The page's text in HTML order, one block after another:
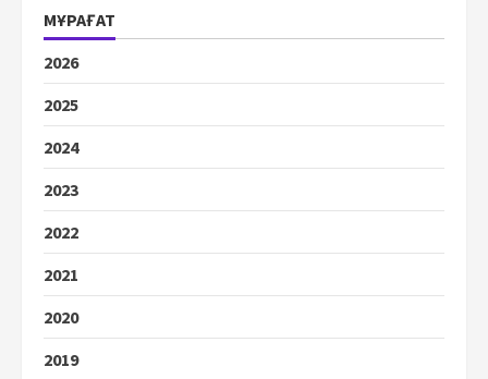
МҰРАҒАТ
2026
2025
2024
2023
2022
2021
2020
2019